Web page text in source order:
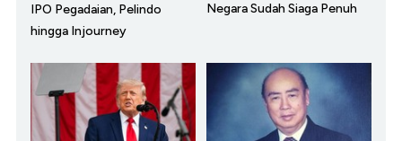
IPO Pegadaian, Pelindo
hingga Injourney
Negara Sudah Siaga Penuh